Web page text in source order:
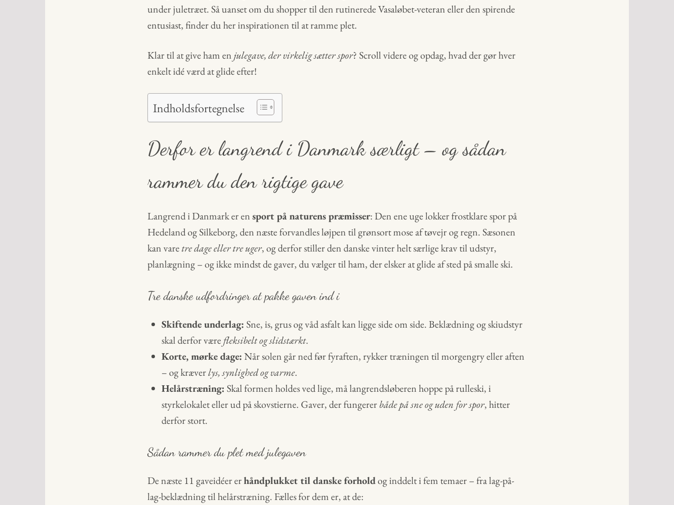
under juletræet. Så uanset om du shopper til den rutinerede Vasaløbet-veteran eller den spirende
entusiast, finder du her inspirationen til at ramme plet.
Klar til at give ham en julegave, der virkelig sætter spor? Scroll videre og opdag, hvad der gør hver
enkelt idé værd at glide efter!
Indholdsfortegnelse
Derfor er langrend i Danmark særligt – og sådan
rammer du den rigtige gave
Langrend i Danmark er ensport på naturens præmisser: Den ene uge lokker frostklare spor på
Hedeland og Silkeborg, den næste forvandles løjpen til grønsort mose af tøvejr og regn. Sæsonen
kan varetre dage eller tre uger, og derfor stiller den danske vinter helt særlige krav til udstyr,
planlægning – og ikke mindst de gaver, du vælger til ham, der elsker at glide af sted på smalle ski.
Tre danske udfordringer at pakke gaven ind i
Skiftende underlag:Sne, is, grus og våd asfalt kan ligge side om side. Beklædning og skiudstyr
skal derfor værefleksibelt og slidstærkt.
Korte, mørke dage:Når solen går ned før fyraften, rykker træningen til morgengry eller aften
– og kræverlys, synlighed og varme.
Helårstræning:Skal formen holdes ved lige, må langrendsløberen hoppe på rulleski, i
styrkelokalet eller ud på skovstierne. Gaver, der fungererbåde på sne og uden for spor, hitter
derfor stort.
Sådan rammer du plet med julegaven
De næste 11 gaveidéer erhåndplukket til danske forholdog inddelt i fem temaer – fra lag-på-
lag-beklædning til helårstræning. Fælles for dem er, at de: